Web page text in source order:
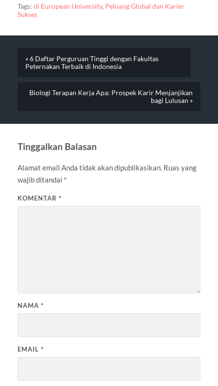
Tags: di European University, Peluang Global dan Karier
Sukses
« 6 Daftar Perguruan Tinggi dengan Fakultas
Peternakan Terbaik di Indonesia
Biologi Terapan Kerja Apa: Prospek Karir Menjanjikan
bagi Lulusan »
Tinggalkan Balasan
Alamat email Anda tidak akan dipublikasikan. Ruas yang
wajib ditandai *
KOMENTAR *
NAMA *
EMAIL *